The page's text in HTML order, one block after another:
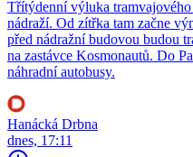
Třítýdenní výluka
nádraží. Od zítřka tam začne
před nádražní budovou budou
na zastávce Kosmonautů. Do
náhradní autobusy.
Hanácká Drbna
dnes, 17:11